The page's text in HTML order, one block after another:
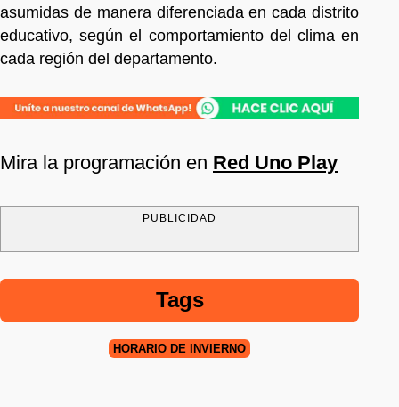
asumidas de manera diferenciada en cada distrito
educativo, según el comportamiento del clima en
cada región del departamento.
Mira la programación en Red Uno Play
PUBLICIDAD
Tags
HORARIO DE INVIERNO